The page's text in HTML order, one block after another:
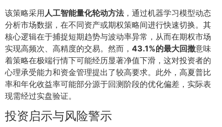
该策略采用人工智能量化轮动方法，通过机器学习模型动态
分析市场数据，在不同资产或期权策略间进行快速切换。其
核心逻辑在于捕捉短期趋势与波动率异常，从而在期权市场
实现高频次、高精度的交易。然而， 43.1%的最大回撤意味
着策略在极端行情下可能经历显著净值下滑，这对投资者的
心理承受能力和资金管理提出了较高要求。此外，高夏普比
率和年化收益率可能部分源于回测阶段的优化偏差，实际表
现需经过实盘验证。
投资启示与风险警示